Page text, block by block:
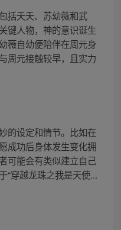
括夭夭、苏幼薇和武
键人物，神的意识诞生
薇自幼便陪伴在周元身
周元接触较早，且实力
的设定和情节。比如在
成功后身体发生变化拥
可能会有类似建立自己
“穿越龙珠之我是天使...